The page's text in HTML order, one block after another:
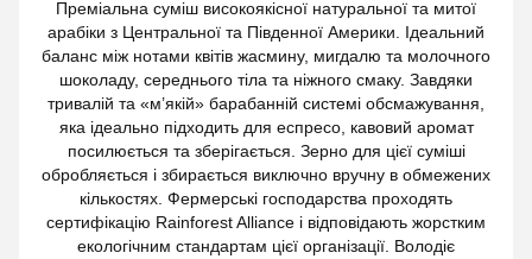
Преміальна суміш високоякісної натуральної та митої
арабіки з Центральної та Південної Америки. Ідеальний
баланс між нотами квітів жасмину, мигдалю та молочного
шоколаду, середнього тіла та ніжного смаку. Завдяки
тривалій та «м’якій» барабанній системі обсмажування,
яка ідеально підходить для еспресо, кавовий аромат
посилюється та зберігається. Зерно для цієї суміші
обробляється і збирається виключно вручну в обмежених
кількостях. Фермерські господарства проходять
сертифікацію Rainforest Alliance і відповідають жорстким
екологічним стандартам цієї організації. Володіє